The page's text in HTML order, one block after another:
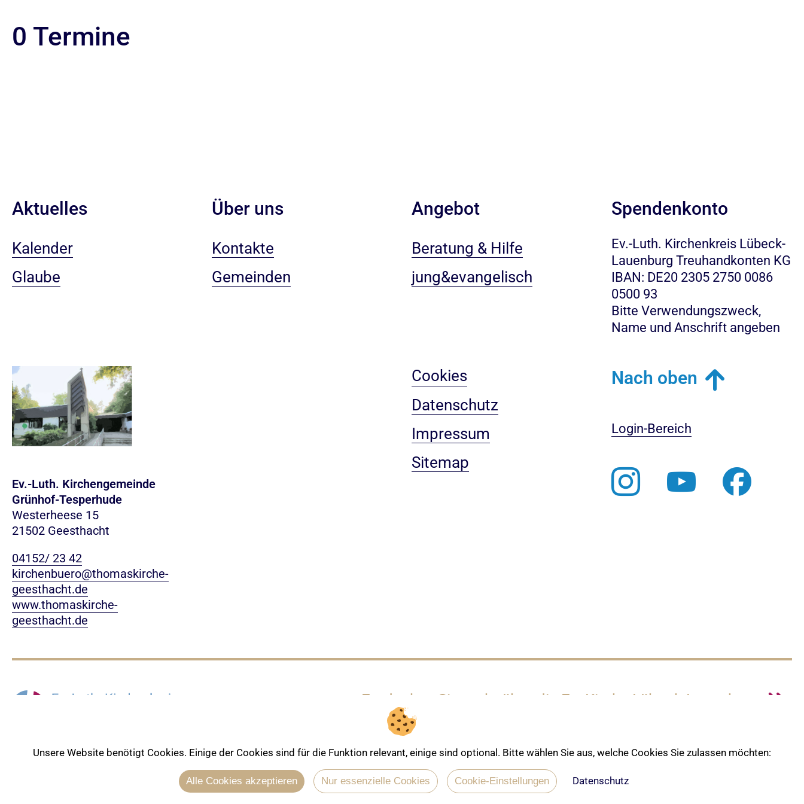
0 Termine
Aktuelles
Kalender
Glaube
Über uns
Kontakte
Gemeinden
Angebot
Beratung & Hilfe
jung&evangelisch
Spendenkonto
Ev.-Luth. Kirchenkreis Lübeck-
Lauenburg Treuhandkonten KG
IBAN: DE20 2305 2750 0086
0500 93
Bitte Verwendungszweck,
Name und Anschrift angeben
Ev.-Luth. Kirchengemeinde
Grünhof-Tesperhude
Westerheese 15
21502 Geesthacht
04152/ 23 42
kirchenbuero@thomaskirche-
geesthacht.de
www.thomaskirche-
geesthacht.de
Cookies
Datenschutz
Impressum
Sitemap
Nach oben
Login-Bereich
Entdecken Sie mehr über die Ev. Kirche Lübeck-Lauenburg
Unsere Website benötigt Cookies. Einige der Cookies sind für die Funktion relevant, einige sind optional. Bitte wählen Sie aus, welche Cookies Sie zulassen möchten:
Alle Cookies akzeptieren Nur essenzielle Cookies Cookie-Einstellungen Datenschutz